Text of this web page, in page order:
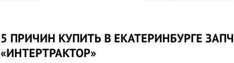
5 ПРИЧИН КУПИТЬ В ЕКАТЕРИНБУРГЕ
«ИНТЕРТРАКТОР»